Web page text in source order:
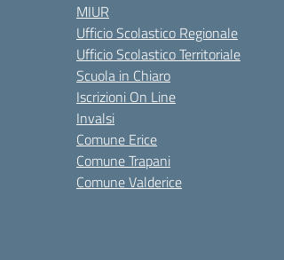
MIUR
Ufficio Scolastico Regionale
Ufficio Scolastico Territoriale
Scuola in Chiaro
Iscrizioni On Line
Invalsi
Comune Erice
Comune Trapani
Comune Valderice